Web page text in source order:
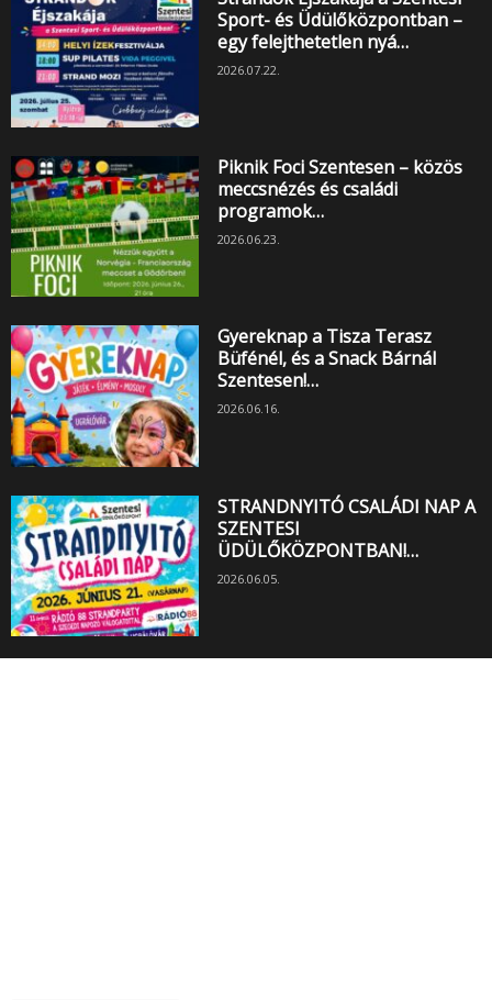
Sport- és Üdülőközpontban –
egy felejthetetlen nyá…
2026.07.22.
Piknik Foci Szentesen – közös
meccsnézés és családi
programok…
2026.06.23.
Gyereknap a Tisza Terasz
Büfénél, és a Snack Bárnál
Szentesen!…
2026.06.16.
STRANDNYITÓ CSALÁDI NAP A
SZENTESI
ÜDÜLŐKÖZPONTBAN!…
2026.06.05.